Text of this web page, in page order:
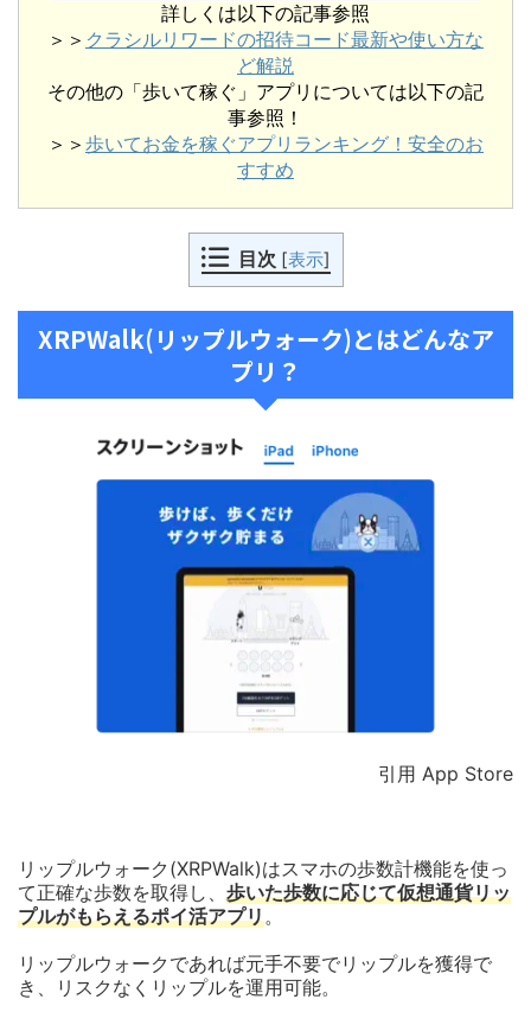
詳しくは以下の記事参照
＞＞ クラシルリワードの招待コード最新や使い方な
ど解説
その他の「歩いて稼ぐ」アプリについては以下の記
事参照！
＞＞ 歩いてお金を稼ぐアプリランキング！安全のお
すすめ
目次 [表示]
XRPWalk(リップルウォーク)とはどんなア
プリ？
引用 App Store
リップルウォーク(XRPWalk)はスマホの歩数計機能を使っ
て正確な歩数を取得し、 歩いた歩数に応じて仮想通貨リッ
プルがもらえるポイ活アプリ。
リップルウォークであれば元手不要でリップルを獲得で
き、リスクなくリップルを運用可能。